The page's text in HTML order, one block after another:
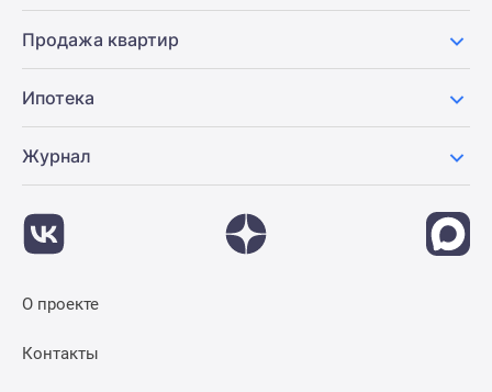
Продажа квартир
Ипотека
Журнал
О проекте
Контакты